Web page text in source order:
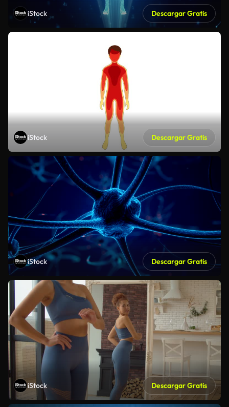
iStock Descargar Gratis
iStock Descargar Gratis
iStock Descargar Gratis
iStock Descargar Gratis